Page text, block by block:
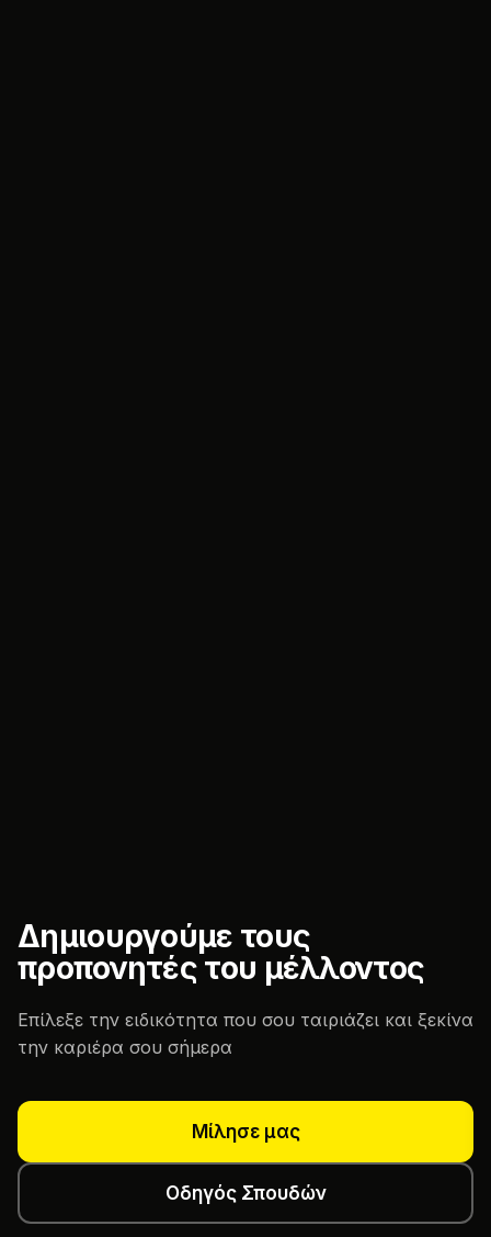
Δημιουργούμε τους
προπονητές του μέλλοντος
Επίλεξε την ειδικότητα που σου ταιριάζει και ξεκίνα
την καριέρα σου σήμερα
Μίλησε μας
Οδηγός Σπουδών